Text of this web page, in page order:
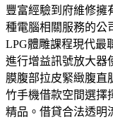
豐富經驗到府維修擁
種電腦相關服務的公
LPG體雕課程現代最
進行增益訊號放大器
膜腹部拉皮緊緻腹直
竹手機借款空間選擇
精品。借貸合法透明